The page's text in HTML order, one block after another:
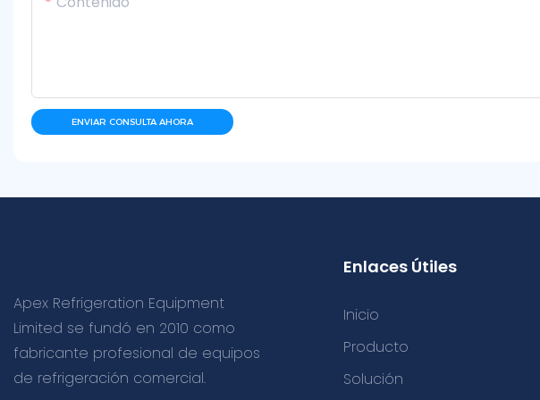
ENVIAR CONSULTA AHORA
Apex Refrigeration Equipment
Limited se fundó en 2010 como
fabricante profesional de equipos
de refrigeración comercial.
Enlaces Útiles
Inicio
Producto
Solución